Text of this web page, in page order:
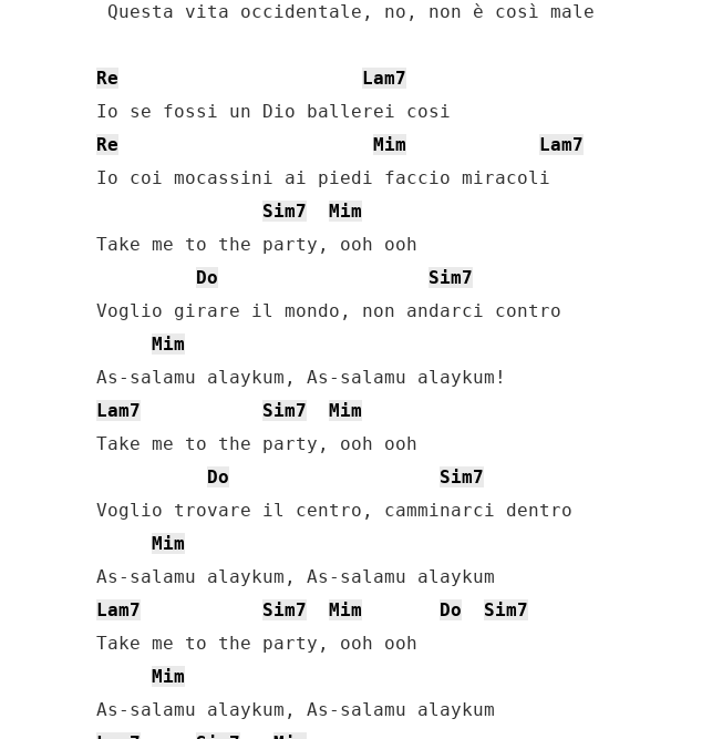
Questa vita occidentale, no, non è così male
Re
Lam7
Re
Mim
Lam7
Io coi mocassini ai piedi faccio miracoli
Sim7
Mim
Take me to the party, ooh ooh
Do
Sim7
Voglio girare il mondo, non andarci contro
Mim
Lam7
Sim7
Mim
Take me to the party, ooh ooh
Do
Sim7
Voglio trovare il centro, camminarci dentro
Mim
Lam7
Sim7 Mim Do
Sim7
Take me to the party, ooh ooh
Mim